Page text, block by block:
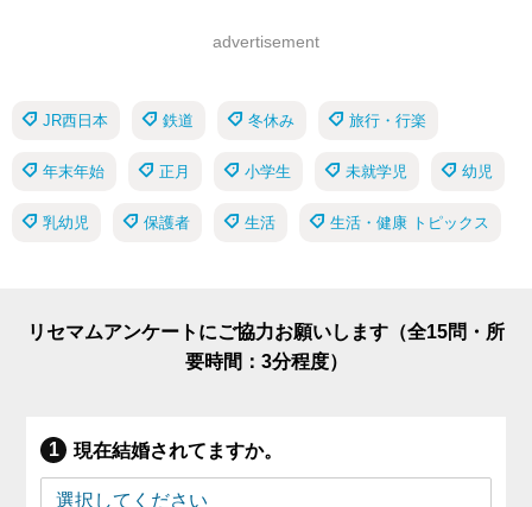
advertisement
JR西日本 鉄道 冬休み 旅行・行楽
年末年始 正月 小学生 未就学児 幼児
乳幼児 保護者 生活 生活・健康 トピックス
リセマムアンケートにご協力お願いします（全15問・所
要時間：3分程度）
現在結婚されてますか。